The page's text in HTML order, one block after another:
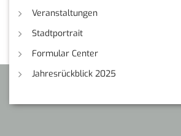
Veranstaltungen
Stadtportrait
Formular Center
Jahresrückblick 2025